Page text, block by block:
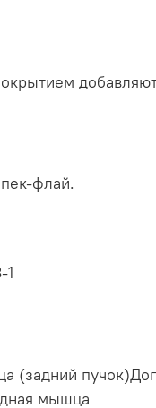
флай.
1
(задний
мышца